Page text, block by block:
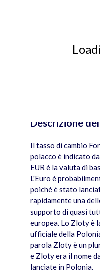
JS chart by amCharts
Descrizione
Il tasso di cambio
polacco è indicato
EUR è la valuta di
L'Euro è
poiché è stato
rapidamente una
supporto di quasi
europea. Lo Zloty è
ufficiale della
parola Zloty è un
e Zloty era il nome
lanciate in Polonia.